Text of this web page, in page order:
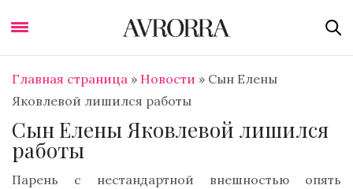
Главная страница » Новости » Сын Елены
Яковлевой лишился работы
Сын Елены Яковлевой лишился
работы
Парень с нестандартной внешностью опять